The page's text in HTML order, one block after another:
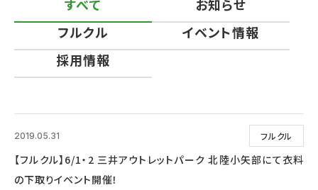
すべて
お知らせ
フルクル
イベント情報
採用情報
フルクル
2019.05.31
【フルクル】6/1・2 三井アウトレットパーク 北陸小矢部にて衣料
の下取りイベント開催！